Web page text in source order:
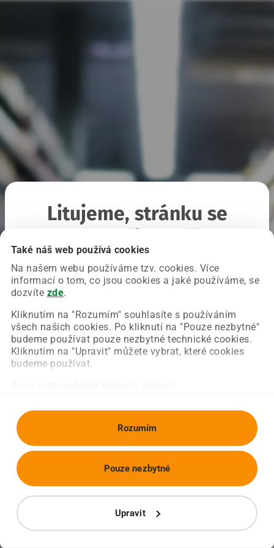
Také náš web používá cookies
Na našem webu používáme tzv. cookies. Více
informací o tom, co jsou cookies a jaké používáme, se
dozvíte zde.
Kliknutím na "Rozumím" souhlasíte s používáním
všech našich cookies. Po kliknutí na "Pouze nezbytné"
budeme používat pouze nezbytné technické cookies.
Kliknutím na "Upravit" můžete vybrat, které cookies
budeme používat.
Rozumím
Upravit
Pouze nezbytné
Litujeme, stránku se
Chyba nastala na naší straně a už ji opravujeme.
Zkuste prosím znovu načíst požadovanou stránku.
Obnovit stránku Úvodní strana